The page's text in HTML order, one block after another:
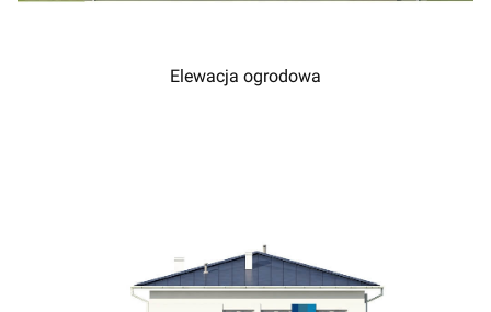
Elewacja ogrodowa